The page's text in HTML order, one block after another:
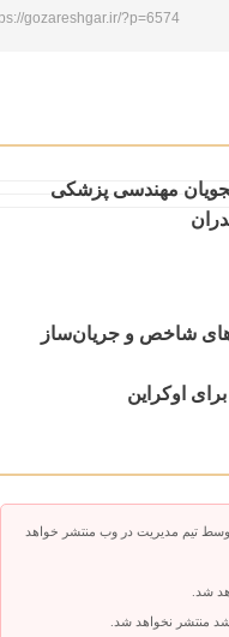
gozareshgar.ir/?p=6574
مهندسی پزشکی
شاخص و جریان‌ساز
برای اوکراین
تیم مدیریت در وب منتشر خواهد
شد.
منتشر نخواهد شد.